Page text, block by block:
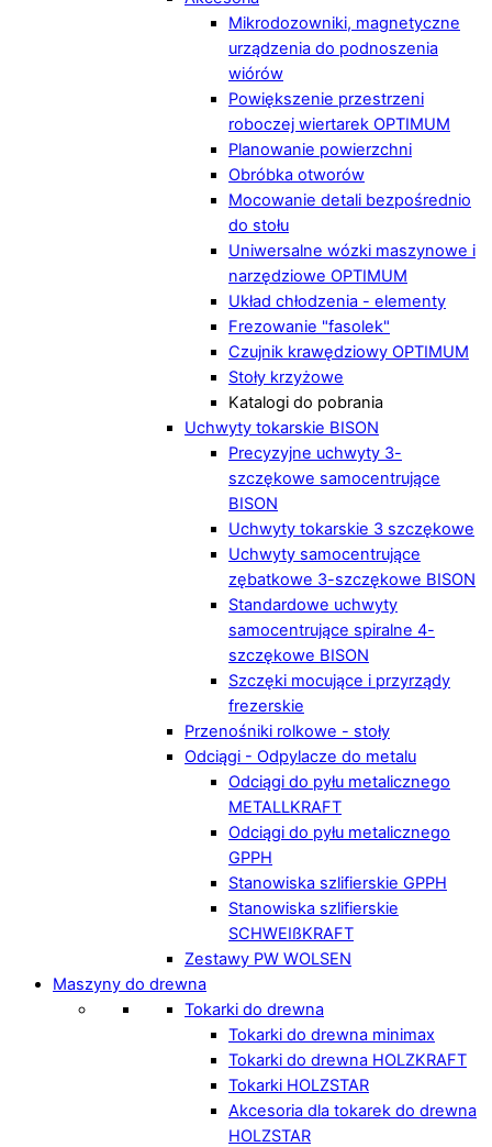
Mikrodozowniki, magnetyczne
urządzenia do podnoszenia
wiórów
Powiększenie przestrzeni
roboczej wiertarek OPTIMUM
Planowanie powierzchni
Obróbka otworów
Mocowanie detali bezpośrednio
do stołu
Uniwersalne wózki maszynowe i
narzędziowe OPTIMUM
Układ chłodzenia - elementy
Frezowanie "fasolek"
Czujnik krawędziowy OPTIMUM
Stoły krzyżowe
Katalogi do pobrania
Uchwyty tokarskie BISON
Precyzyjne uchwyty 3-
szczękowe samocentrujące
BISON
Uchwyty tokarskie 3 szczękowe
Uchwyty samocentrujące
zębatkowe 3-szczękowe BISON
Standardowe uchwyty
samocentrujące spiralne 4-
szczękowe BISON
Szczęki mocujące i przyrządy
frezerskie
Przenośniki rolkowe - stoły
Odciągi - Odpylacze do metalu
Odciągi do pyłu metalicznego
METALLKRAFT
Odciągi do pyłu metalicznego
GPPH
Stanowiska szlifierskie GPPH
Stanowiska szlifierskie
SCHWEIßKRAFT
Zestawy PW WOLSEN
Maszyny do drewna
Tokarki do drewna
Tokarki do drewna minimax
Tokarki do drewna HOLZKRAFT
Tokarki HOLZSTAR
Akcesoria dla tokarek do drewna
HOLZSTAR